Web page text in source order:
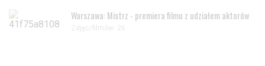
Warszawa: Mistrz - premiera filmu z udziałem aktorów
Zdjęc/filmów: 26